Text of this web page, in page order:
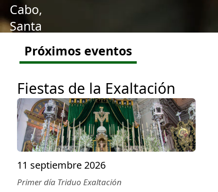
Cabo,
Santa
Caridad
Sra.
del
Rosario
Próximos eventos
Fiestas de la Exaltación
11 septiembre 2026
Primer día Triduo Exaltación